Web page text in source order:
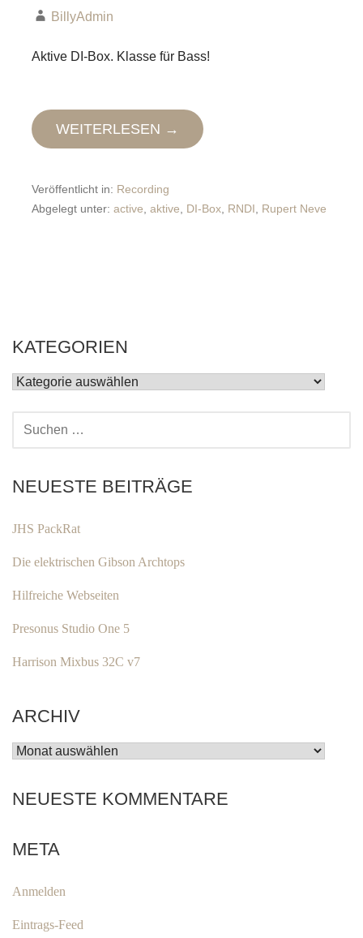
BillyAdmin
Aktive DI-Box. Klasse für Bass!
WEITERLESEN →
Veröffentlicht in: Recording
Abgelegt unter: active aktive DI-Box RNDI Rupert Neve
KATEGORIEN
KATEGORIEN
NEUESTE BEITRÄGE
JHS PackRat
Die elektrischen Gibson Archtops
Hilfreiche Webseiten
Presonus Studio One 5
Harrison Mixbus 32C v7
ARCHIV
ARCHIV
NEUESTE KOMMENTARE
META
Anmelden
Eintrags-Feed